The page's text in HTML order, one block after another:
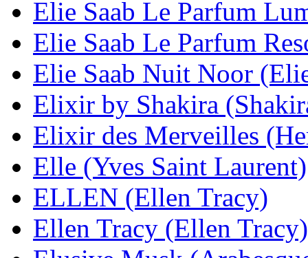
Elie Saab Le Parfum
Elie Saab Le Parfum
Elie Saab Nuit Noor
Elixir by Shakira
Elixir des Merveilles
Elle (Yves Saint Laurent)
ELLEN (Ellen Tracy)
Ellen Tracy (Ellen Tracy)